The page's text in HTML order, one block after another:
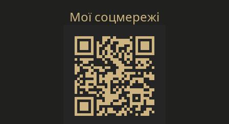
Мої соцмережі